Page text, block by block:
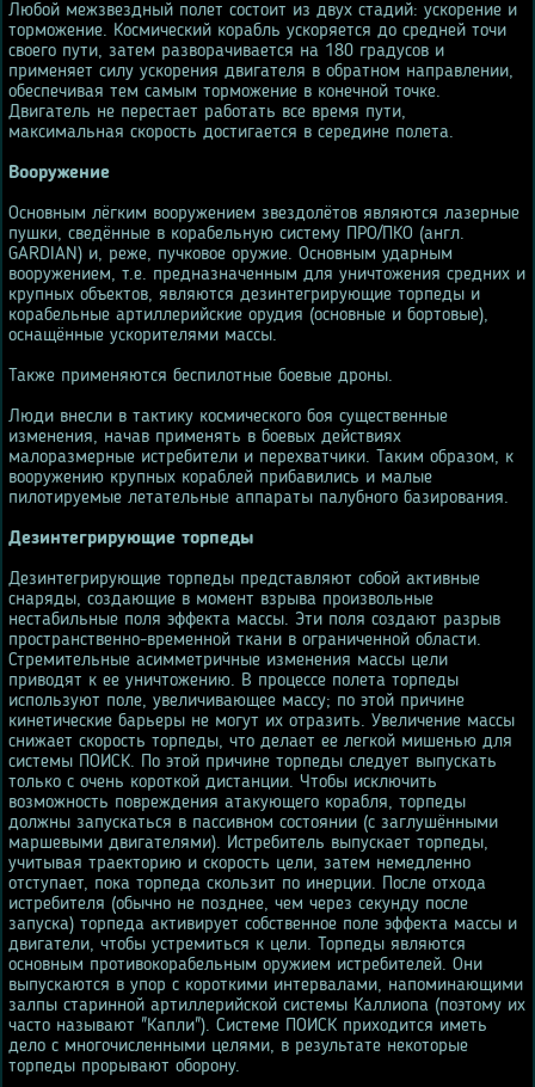
Любой межзвездный полет состоит из двух стадий: ускорение и
торможение. Космический корабль ускоряется до средней точи
своего пути, затем разворачивается на 180 градусов и
применяет силу ускорения двигателя в обратном направлении,
обеспечивая тем самым торможение в конечной точке.
Двигатель не перестает работать все время пути,
максимальная скорость достигается в середине полета.
Вооружение
Основным лёгким вооружением звездолётов являются лазерные
пушки, сведённые в корабельную систему ПРО/ПКО (англ.
GARDIAN) и, реже, пучковое оружие. Основным ударным
вооружением, т.е. предназначенным для уничтожения средних и
крупных объектов, являются дезинтегрирующие торпеды и
корабельные артиллерийские орудия (основные и бортовые),
оснащённые ускорителями массы.
Также применяются беспилотные боевые дроны.
Люди внесли в тактику космического боя существенные
изменения, начав применять в боевых действиях
малоразмерные истребители и перехватчики. Таким образом, к
вооружению крупных кораблей прибавились и малые
пилотируемые летательные аппараты палубного базирования.
Дезинтегрирующие торпеды
Дезинтегрирующие торпеды представляют собой активные
снаряды, создающие в момент взрыва произвольные
нестабильные поля эффекта массы. Эти поля создают разрыв
пространственно-временной ткани в ограниченной области.
Стремительные асимметричные изменения массы цели
приводят к ее уничтожению. В процессе полета торпеды
используют поле, увеличивающее массу; по этой причине
кинетические барьеры не могут их отразить. Увеличение массы
снижает скорость торпеды, что делает ее легкой мишенью для
системы ПОИСК. По этой причине торпеды следует выпускать
только с очень короткой дистанции. Чтобы исключить
возможность повреждения атакующего корабля, торпеды
должны запускаться в пассивном состоянии (с заглушёнными
маршевыми двигателями). Истребитель выпускает торпеды,
учитывая траекторию и скорость цели, затем немедленно
отступает, пока торпеда скользит по инерции. После отхода
истребителя (обычно не позднее, чем через секунду после
запуска) торпеда активирует собственное поле эффекта массы и
двигатели, чтобы устремиться к цели. Торпеды являются
основным противокорабельным оружием истребителей. Они
выпускаются в упор с короткими интервалами, напоминающими
залпы старинной артиллерийской системы Каллиопа (поэтому их
часто называют "Капли"). Системе ПОИСК приходится иметь
дело с многочисленными целями, в результате некоторые
торпеды прорывают оборону.